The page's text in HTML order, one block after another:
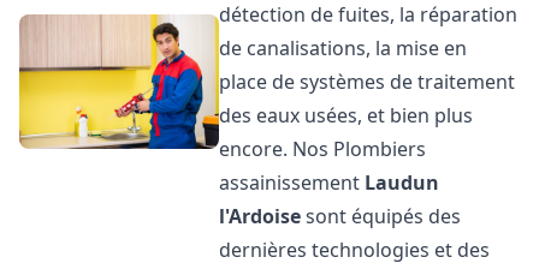
détection de fuites, la réparation
de canalisations, la mise en
place de systèmes de traitement
des eaux usées, et bien plus
encore. Nos Plombiers
assainissement Laudun
l'Ardoisesont équipés des
dernières technologies et des